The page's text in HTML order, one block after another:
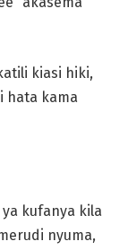
kiasi hiki,
hata kama
kufanya kila
nyuma,